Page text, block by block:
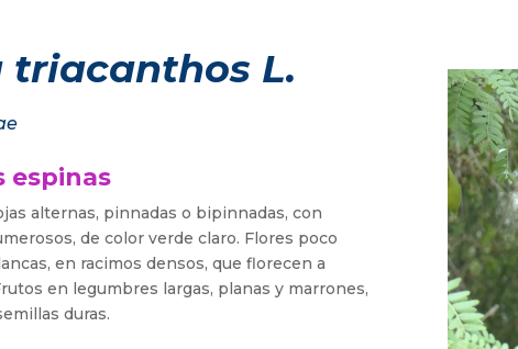
triacanthos L.
espinas
alternas, pinnadas o bipinnadas, con
de color verde claro. Flores poco
en racimos densos, que florecen a
en legumbres largas, planas y marrones,
duras.